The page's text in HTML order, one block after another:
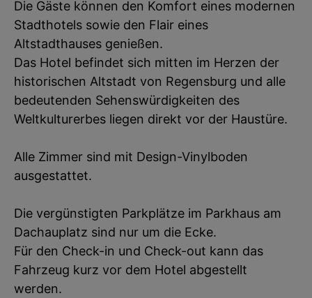
Die Gäste können den Komfort eines modernen
Stadthotels sowie den Flair eines
Altstadthauses genießen.
Das Hotel befindet sich mitten im Herzen der
historischen Altstadt von Regensburg und alle
bedeutenden Sehenswürdigkeiten des
Weltkulturerbes liegen direkt vor der Haustüre.
Alle Zimmer sind mit Design-Vinylboden
ausgestattet.
Die vergünstigten Parkplätze im Parkhaus am
Dachauplatz sind nur um die Ecke.
Für den Check-in und Check-out kann das
Fahrzeug kurz vor dem Hotel abgestellt
werden.